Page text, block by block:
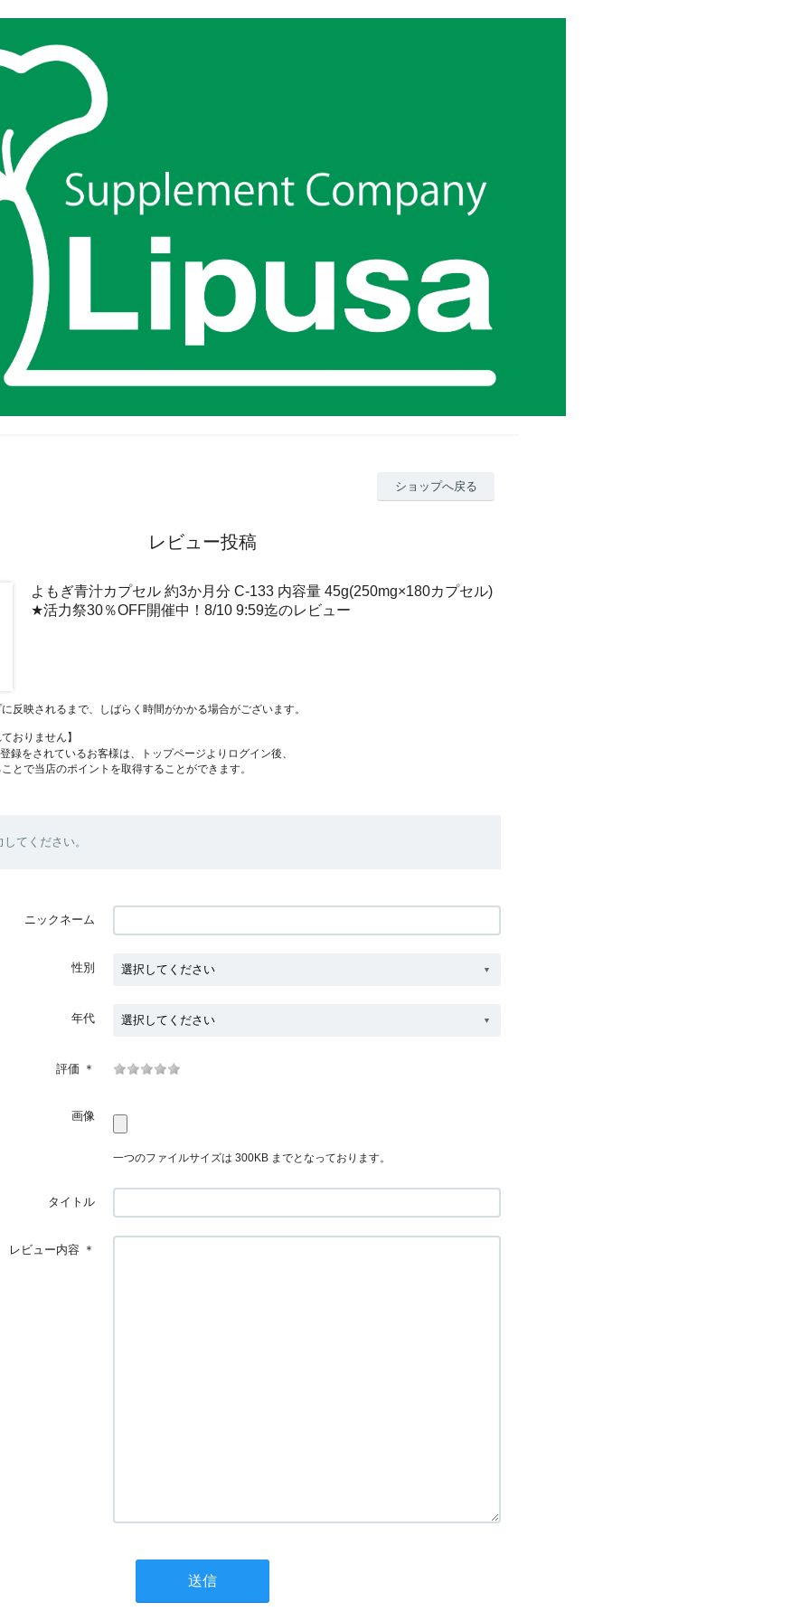
ショップへ戻る
レビュー投稿
よもぎ青汁カプセル 約3か月分 C-133 内容量 45g(250mg×180カプセル)
★活力祭30％OFF開催中！8/10 9:59迄のレビュー
反映されるまで、しばらく時間がかかる場合がございます。
おりません】
録をされているお客様は、トップページよりログイン後、
とで当店のポイントを取得することができます。
てください。
ニックネーム
性別
年代
評価 ＊
画像
一つのファイルサイズは 300KB までとなっております。
タイトル
レビュー内容 ＊